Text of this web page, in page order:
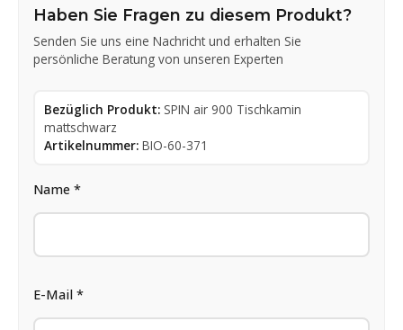
Haben Sie Fragen zu diesem Produkt?
Senden Sie uns eine Nachricht und erhalten Sie
persönliche Beratung von unseren Experten
Bezüglich Produkt: SPIN air 900 Tischkamin
mattschwarz
Artikelnummer: BIO-60-371
Name *
E-Mail *